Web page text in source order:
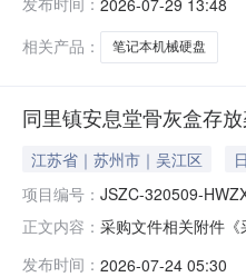
政区划编码:320509
相关产品：
笔记本机械硬盘
同里镇安息堂骨灰盒存
江苏省｜苏州市｜吴江区
项目编号： JSZC-320509-
正文内容： 采购文件相关附件
发布时间： 2026-07-24 05:30